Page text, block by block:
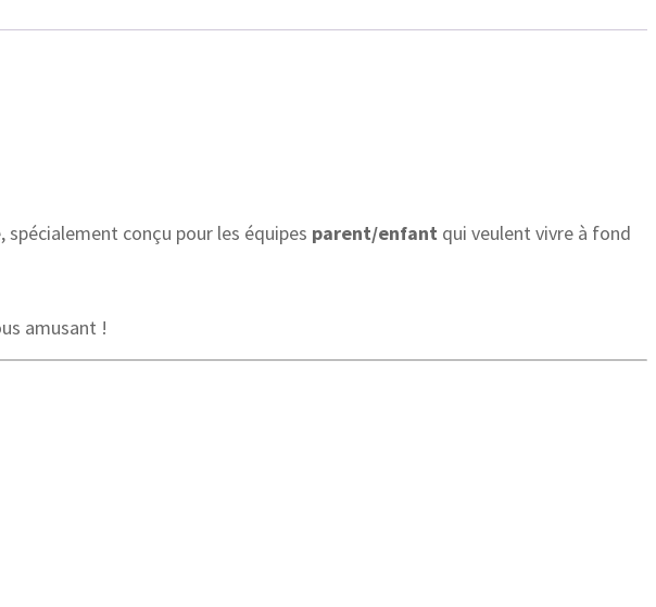
conçu pour les équipes parent/enfant qui veulent vivre à fond
amusant !